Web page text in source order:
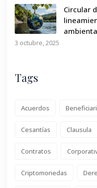
Circular
3 octubre, 2025
Tags
Acuerdos
Cesantías Clausula
Contratos
Criptomonedas